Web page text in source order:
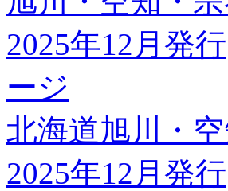
ージ
北海道旭川・
2025年12月発行